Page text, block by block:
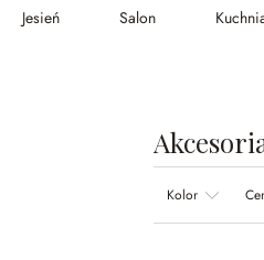
Jesień Salon
Kolor